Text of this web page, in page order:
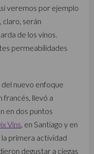
veremos por ejemplo
claro, serán
de los vinos.
permeabilidades
nuevo enfoque
francés, llevó a
en dos puntos
Vins, en Santiago y en
la primera actividad
degustar a ciegas